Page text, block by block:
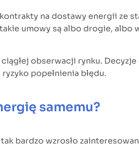
na dostawy energii ze
umowy są albo drogie, albo
obserwacji rynku.
popełnienia błędu.
samemu?
bardzo wzrosło